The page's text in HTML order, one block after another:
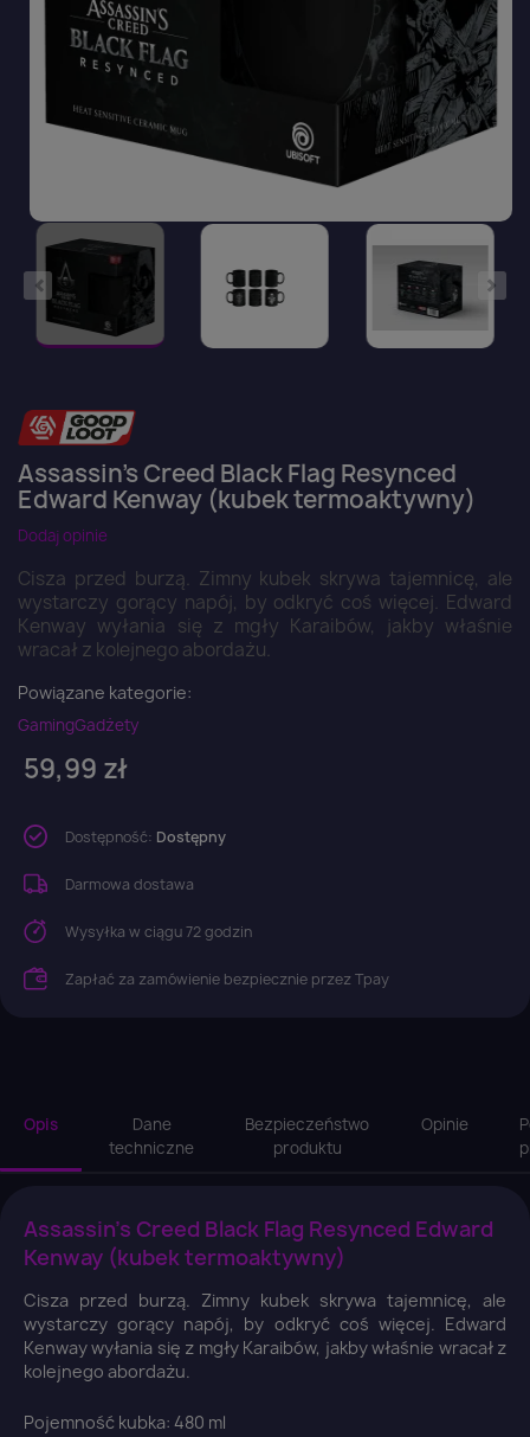
Assassin's Creed Black Flag Resynced
Edward Kenway (kubek termoaktywny)
Dodaj opinie
Cisza przed burzą. Zimny kubek skrywa tajemnicę, ale
wystarczy gorący napój, by odkryć coś więcej. Edward
Kenway wyłania się z mgły Karaibów, jakby właśnie
wracał z kolejnego abordażu.
Powiązane kategorie:
GamingGadżety
59,99 zł
Dostępność: Dostępny
Darmowa dostawa
Wysyłka w ciągu 72 godzin
Zapłać za zamówienie bezpiecznie przez Tpay
Opis
Dane
techniczne
Bezpieczeństwo
produktu
Opinie
Assassin's Creed Black Flag Resynced Edward
Kenway (kubek termoaktywny)
Cisza przed burzą. Zimny kubek skrywa tajemnicę, ale
wystarczy gorący napój, by odkryć coś więcej. Edward
Kenway wyłania się z mgły Karaibów, jakby właśnie wracał z
kolejnego abordażu.
Pojemność kubka: 480 ml